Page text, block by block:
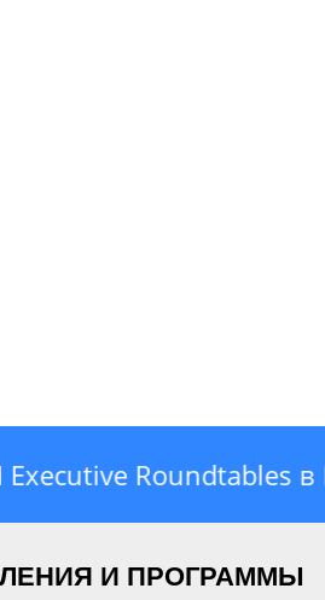
Roundtables в
И ПРОГРАММЫ